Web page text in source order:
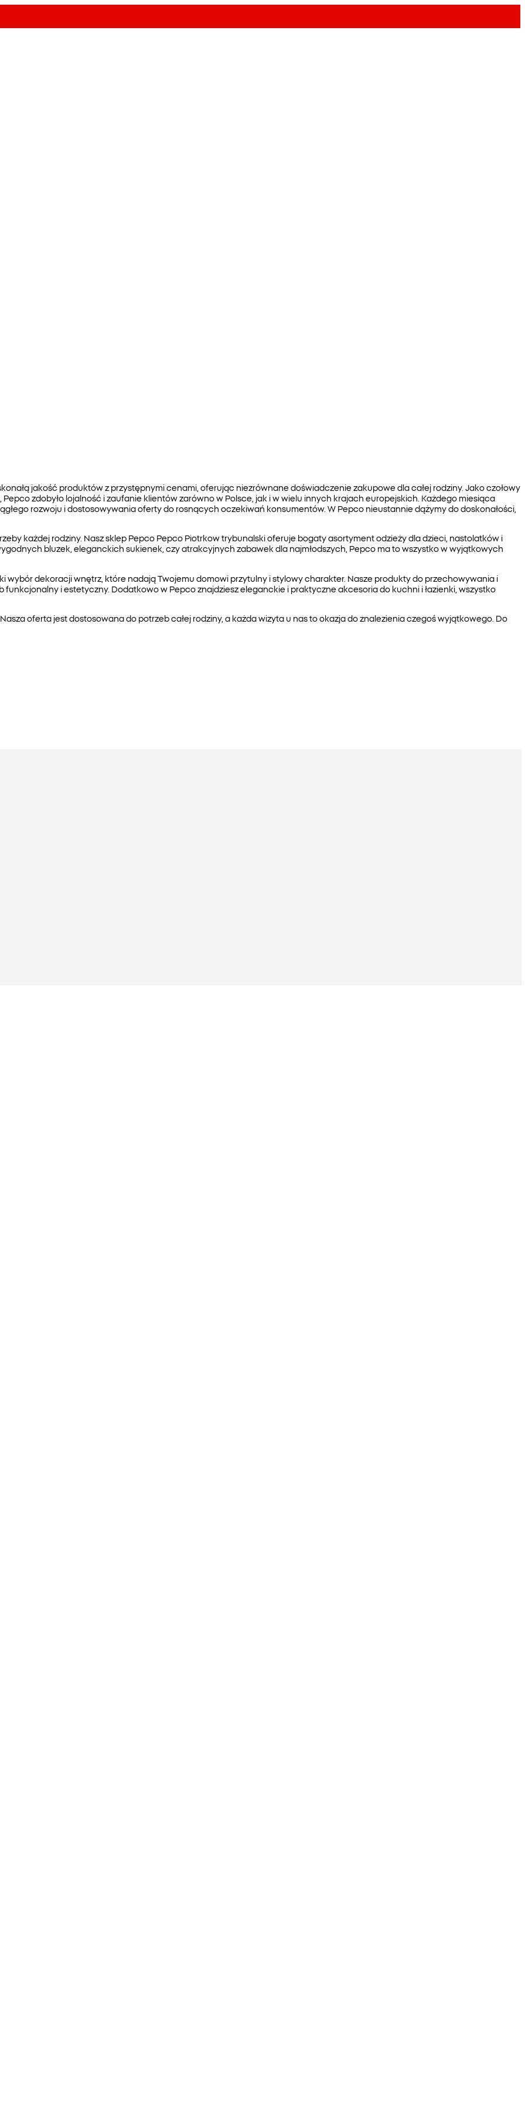
jakość produktów z przystępnymi cenami, oferując niezrównane doświadczenie zakupowe dla całej rodziny. Jako czołowy
zdobyło lojalność i zaufanie klientów zarówno w Polsce, jak i w wielu innych krajach europejskich. Każdego miesiąca
rozwoju i dostosowywania oferty do rosnących oczekiwań konsumentów. W Pepco nieustannie dążymy do doskonałości,
każdej rodziny. Nasz sklep Pepco Pepco Piotrkow trybunalski oferuje bogaty asortyment odzieży dla dzieci, nastolatków i
bluzek, eleganckich sukienek, czy atrakcyjnych zabawek dla najmłodszych, Pepco ma to wszystko w wyjątkowych
wybór dekoracji wnętrz, które nadają Twojemu domowi przytulny i stylowy charakter. Nasze produkty do przechowywania i
i estetyczny. Dodatkowo w Pepco znajdziesz eleganckie i praktyczne akcesoria do kuchni i łazienki, wszystko
oferta jest dostosowana do potrzeb całej rodziny, a każda wizyta u nas to okazja do znalezienia czegoś wyjątkowego. Do